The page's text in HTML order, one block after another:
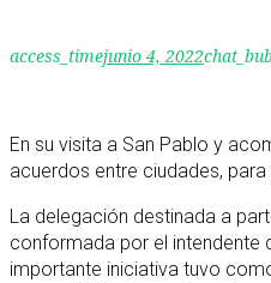
access_timejunio 4, 2022
En su visita a San Pablo y
acuerdos entre ciudades,
La delegación destinada a
conformada por el intendente
importante iniciativa tuvo